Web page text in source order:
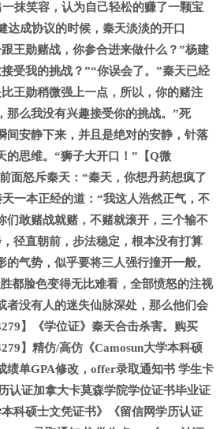
抹笑容，认为自己轻松的赚了一颗宝
达成协议的时候，秦天淡淡的开口
王勋赌战，你参合进来做什么？”杨建
受我的挑战？”“你误会了。”秦天已经
王勋稍微强上一点，所以，你的赌注
那么我没有兴趣接受你的挑战。”死
间安静下来，并且是绝对的安静，针落
的思维。“狮子大开口！”【Q微
面怒斥秦天：“秦天，你想丹药想疯了
一本正经的道：“我这人浩然正气，不
们敢赌战就赌，不赌就滚开，三个输不
径直朝前，步法稳定，根本没有打算
气势，似乎要将三人强行撞开一般。
都脸色变得无比难看，全部愤怒的注视
者没有人的迷失仙脉深处，那么他们会
】《学位证》秦天合击杀害。购买
】精仿/高仿《Camosun大学本科硕
绩单GPA修改，offer录取通知书 学生卡
认证加拿大卡莫森学院学位证书毕业证
科硕士文凭证书》《留信网学历认证